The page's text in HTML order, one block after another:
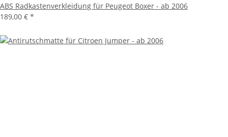
ABS Radkastenverkleidung für Peugeot Boxer - ab 2006
189,00 € *